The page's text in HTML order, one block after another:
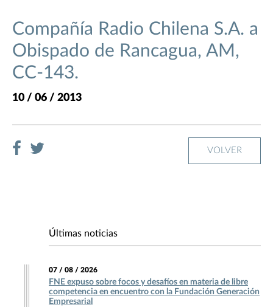
Compañía Radio Chilena S.A. a
Obispado de Rancagua, AM,
CC-143.
10 / 06 / 2013
VOLVER
Últimas noticias
07 / 08 / 2026
FNE expuso sobre focos y desafíos en materia de libre
competencia en encuentro con la Fundación Generación
Empresarial